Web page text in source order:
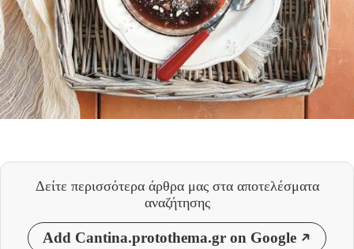
Δείτε περισσότερα άρθρα μας στα αποτελέσματα
αναζήτησης
Add Cantina.protothema.gr on Google